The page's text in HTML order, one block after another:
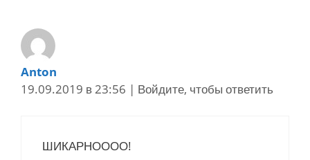
Anton
19.09.2019 в 23:56 | Войдите, чтобы ответить
ШИКАРНОООО!